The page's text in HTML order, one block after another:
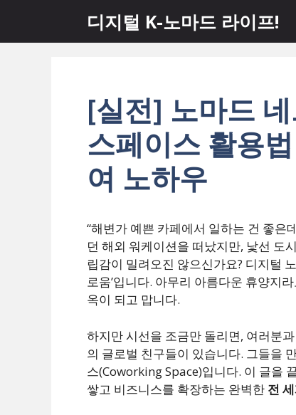
츠
디지털 K-노마드 라이프!
[실전] 노마드
스페이스 활용
여 노하우
“해변가 예쁜 카페에서 일하는 건 좋은
던 해외 워케이션을 떠났지만, 낯선 도
립감이 밀려오진 않으신가요? 디지털
로움’입니다. 아무리 아름다운 휴양지
옥이 되고 맙니다.
하지만 시선을 조금만 돌리면, 여러분
의 글로벌 친구들이 있습니다. 그들을
스(Coworking Space)입니다. 이 글을
쌓고 비즈니스를 확장하는 완벽한 전